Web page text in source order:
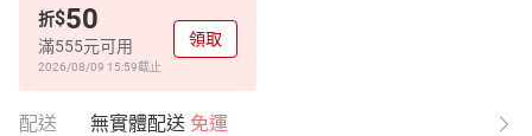
折$50
滿555元可用
2026/08/09 15:59截止
領取
配送 無實體配送 免運